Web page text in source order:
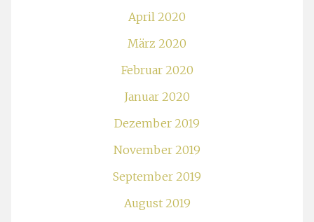
April 2020
März 2020
Februar 2020
Januar 2020
Dezember 2019
November 2019
September 2019
August 2019